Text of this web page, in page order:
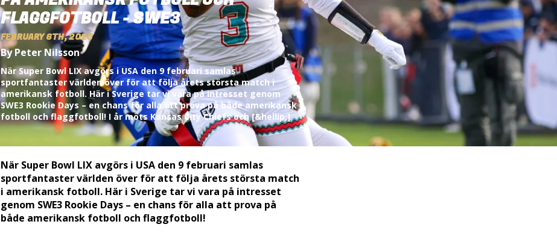
FLAGGFOTBOLL - SWE3
FEBRUARY 6TH, 2025
By Peter Nilsson
När Super Bowl LIX avgörs i USA den 9 februari samlas
sportfantaster världen över för att följa årets största match i
amerikansk fotboll. Här i Sverige tar vi vara på intresset genom
SWE3 Rookie Days – en chans för alla att prova på både amerikansk
fotboll och flaggfotboll! I år möts Kansas City Chiefs och [&hellip;]
När Super Bowl LIX avgörs i USA den 9 februari samlas
sportfantaster världen över för att följa årets största match
i amerikansk fotboll. Här i Sverige tar vi vara på intresset
genom SWE3 Rookie Days – en chans för alla att prova på
både amerikansk fotboll och flaggfotboll!